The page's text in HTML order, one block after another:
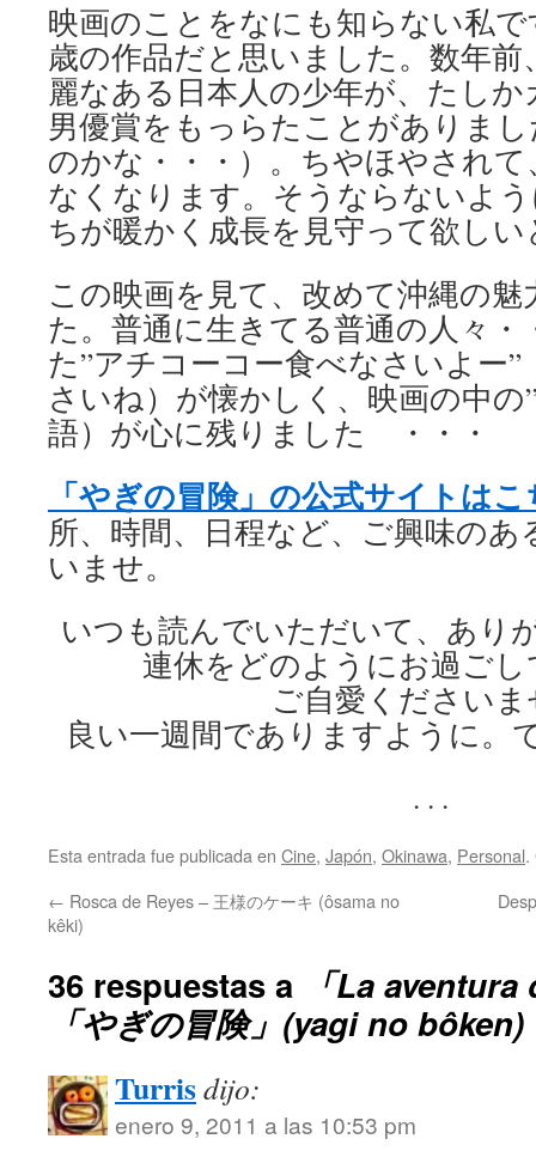
映画のことをなにも知らない私
歳の作品だと思いました。数年
麗なある日本人の少年が、たし
男優賞をもっらたことがありま
のかな・・・）。ちやほやされ
なくなります。そうならないよ
ちが暖かく成長を見守って欲し
この映画を見て、改めて沖縄の
た。普通に生きてる普通の人々
た”アチコーコー食べなさいよー
さいね）が懐かしく、映画の中の
語）が心に残りました ・・・
「やぎの冒険」の公式サイトは
所、時間、日程など、ご興味の
いませ。
いつも読んでいただいて、あり
連休をどのようにお過ご
ご自愛くださいま
良い一週間でありますように
. . .
Esta entrada fue publicada en Cine, Japón, Okinawa, Personal.
← Rosca de Reyes – 王様のケーキ (ôsama no
kêki)
36 respuestas a
「La
「やぎの冒険」(yagi no bôken)
Turrisdijo:
enero 9, 2011 a las 10:53 pm